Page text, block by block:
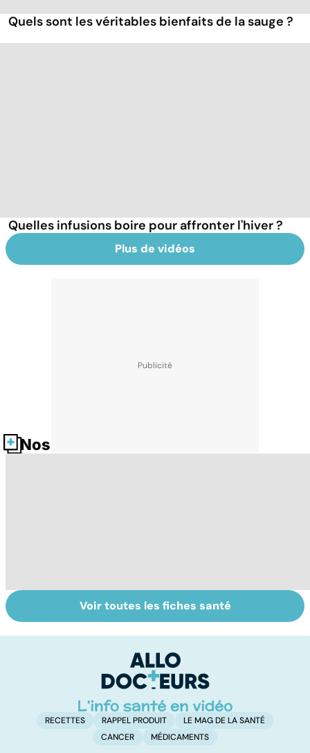
Quels sont les véritables bienfaits de la sauge ?
Quelles infusions boire pour affronter l'hiver ?
Plus de vidéos
Nos fiches santé
Retrouver du
tonus grâce aux
Remèdes
naturels : les
mères
Voir toutes les fiches santé
RECETTES RAPPEL PRODUIT
LE MAG DE LA SANTÉ
CANCER
MÉDICAMENTS